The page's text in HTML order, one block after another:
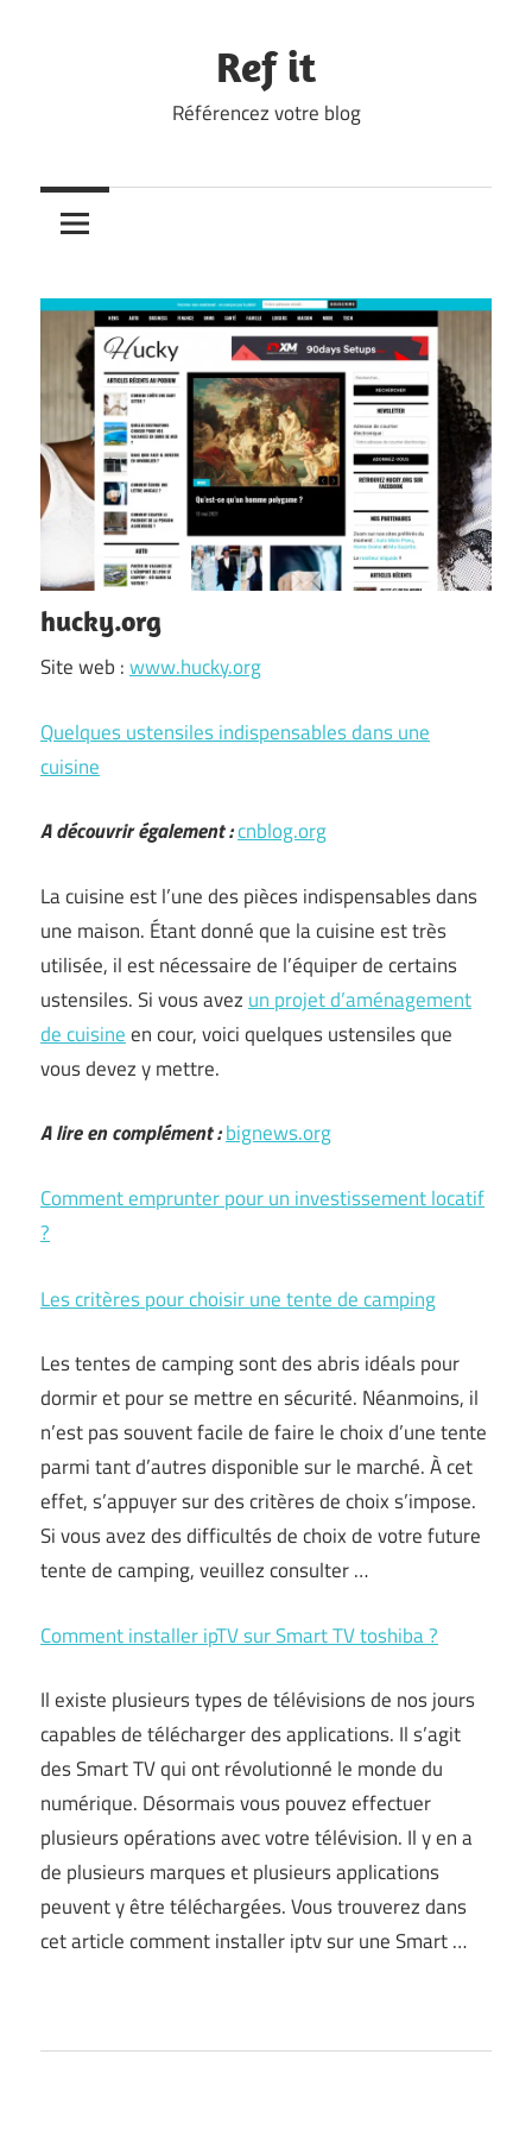
Ref it
Référencez votre blog
hucky.org
Site web :www.hucky.org
Quelques ustensiles indispensables dans une
cuisine
A découvrir également :cnblog.org
La cuisine est l’une des pièces indispensables dans
une maison. Étant donné que la cuisine est très
utilisée, il est nécessaire de l’équiper de certains
ustensiles. Si vous avez un projet d’aménagement
de cuisineen cour, voici quelques ustensiles que
vous devez y mettre.
A lire en complément :bignews.org
Comment emprunter pour un investissement locatif
?
Les critères pour choisir une tente de camping
Les tentes de camping sont des abris idéals pour
dormir et pour se mettre en sécurité. Néanmoins, il
n’est pas souvent facile de faire le choix d’une tente
parmi tant d’autres disponible sur le marché. À cet
effet, s’appuyer sur des critères de choix s’impose.
Si vous avez des difficultés de choix de votre future
tente de camping, veuillez consulter …
Comment installer ipTV sur Smart TV toshiba ?
Il existe plusieurs types de télévisions de nos jours
capables de télécharger des applications. Il s’agit
des Smart TV qui ont révolutionné le monde du
numérique. Désormais vous pouvez effectuer
plusieurs opérations avec votre télévision. Il y en a
de plusieurs marques et plusieurs applications
peuvent y être téléchargées. Vous trouverez dans
cet article comment installer iptv sur une Smart…